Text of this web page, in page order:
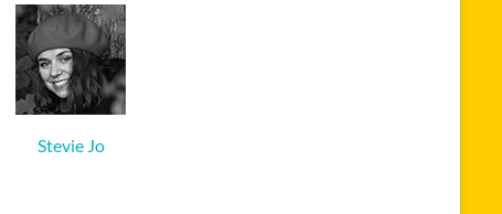
Stevie Jo